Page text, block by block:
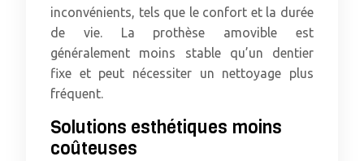
inconvénients, tels que le confort et la durée
de vie. La prothèse amovible est
généralement moins stable qu’un dentier
fixe et peut nécessiter un nettoyage plus
fréquent.
Solutions esthétiques moins
coûteuses